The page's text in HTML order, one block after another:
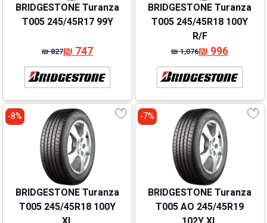
BRIDGESTONE Turanza
T005 245/45R18 100Y
R/F
₪1,076
המחיר
המקורי
היה:
₪ 1,076.
₪996
המחיר
הנוכחי
הוא:
₪ 996.
BRIDGESTONE Turanza
T005 245/45R17 99Y
₪827
המחיר
המקורי
היה:
₪ 827.
₪747 המחיר
הנוכחי
הוא:
₪ 747.
7%-
BRIDGESTONE Turanza
T005 AO 245/45R19
8%-
BRIDGESTONE Turanza
T005 245/45R18 100Y